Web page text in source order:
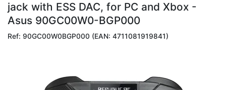
jack with ESS DAC, for PC and Xbox -
Asus 90GC00W0-BGP000
Ref: 90GC00W0BGP000 (EAN: 4711081919841)